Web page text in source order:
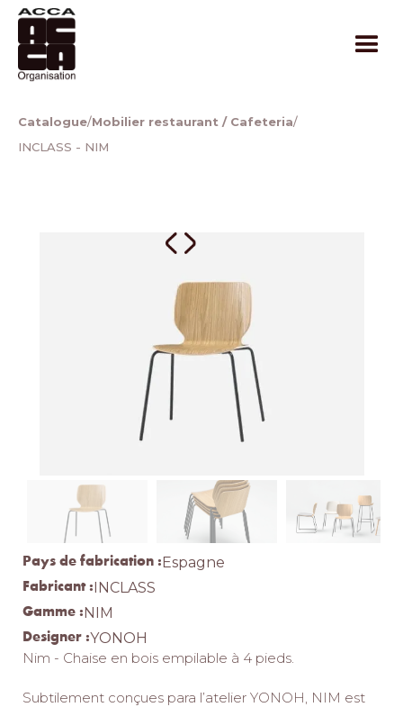
Catalogue/Mobilier restaurant / Cafeteria/
INCLASS - NIM
Pays de fabrication :Espagne
Fabricant :INCLASS
Gamme :NIM
Designer :YONOH
Nim - Chaise en bois empilable à 4 pieds.‎
Subtilement conçues para l’atelier YONOH, NIM est